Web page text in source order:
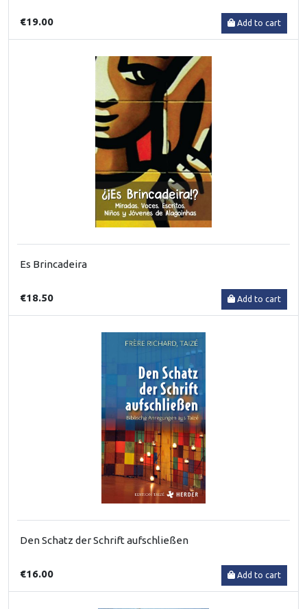
€19.00 Add to cart
Es Brincadeira
€18.50 Add to cart
Den Schatz der Schrift aufschließen
€16.00 Add to cart